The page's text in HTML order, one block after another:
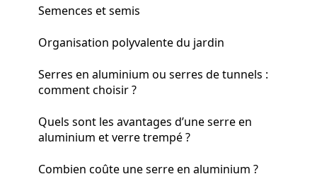
Semences et semis
Organisation polyvalente du jardin
Serres en aluminium ou serres de tunnels :
comment choisir ?
Quels sont les avantages d’une serre en
aluminium et verre trempé ?
Combien coûte une serre en aluminium ?